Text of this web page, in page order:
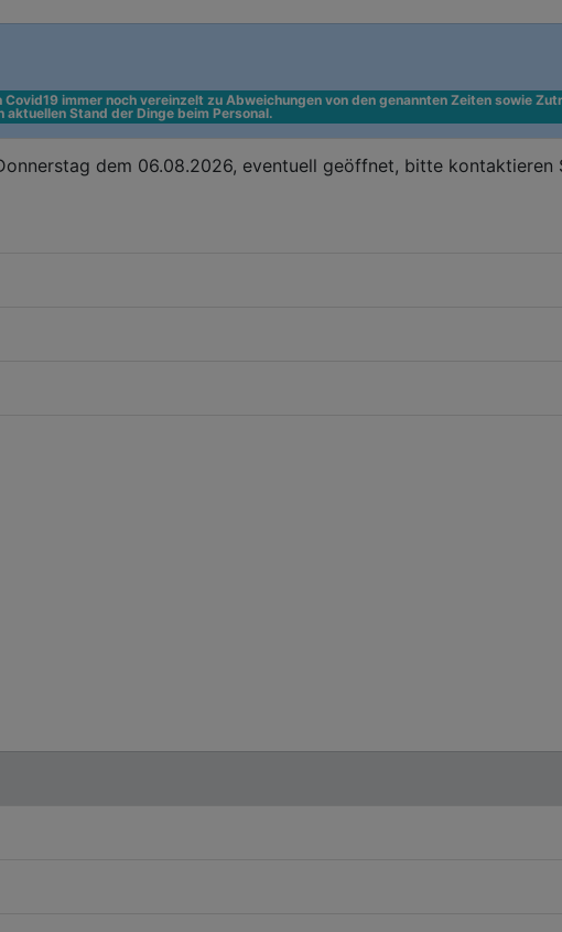
immer noch vereinzelt zu Abweichungen von den genannten Zeiten sowie
Stand der Dinge beim Personal.
dem 06.08.2026, eventuell geöffnet, bitte kontaktieren